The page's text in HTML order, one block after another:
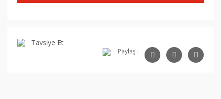
Tavsiye Et
Paylaş :